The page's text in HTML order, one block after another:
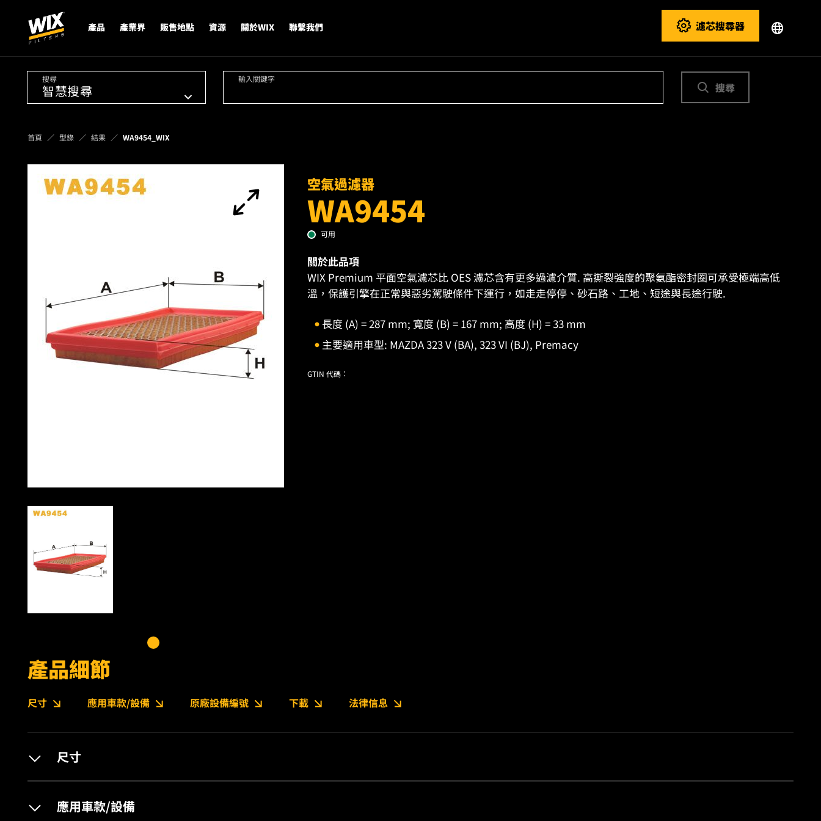
產品 產業界 販售地點 資源 關於WIX 聯繫我們 濾芯搜尋器
搜尋 輸入關鍵字
搜尋
首頁 型錄 結果 WA9454_WIX
空氣過濾器
WA9454
可用
關於此品項
WIX Premium 平面空氣濾芯比 OES 濾芯含有更多過濾介質. 高撕裂強度的聚氨酯密封圈可承受極端高低
溫，保護引擎在正常與惡劣駕駛條件下運行，如走走停停、砂石路、工地、短途與長途行駛.
長度 (A) = 287 mm; 寬度 (B) = 167 mm; 高度 (H) = 33 mm
主要適用車型: MAZDA 323 V (BA), 323 VI (BJ), Premacy
GTIN 代碼：
產品細節
尺寸 應用車款/設備 原廠設備編號 下載 法律信息
尺寸
應用車款/設備